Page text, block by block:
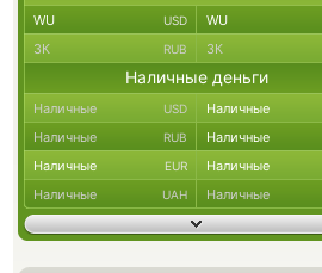
WU USD WU
ЗК RUB ЗК
Наличные деньги
Наличные USD Наличные
Наличные RUB Наличные
Наличные EUR Наличные
Наличные UAH Наличные